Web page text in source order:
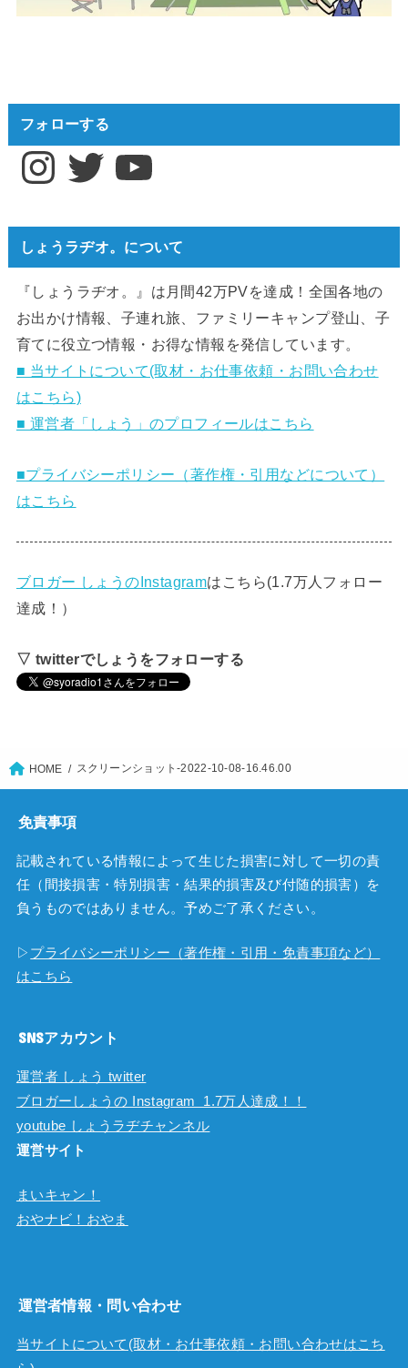
フォローする
InstagramTwitter YouTube
しょうラヂオ。について
『しょうラヂオ。』は月間42万PVを達成！全国各地の
お出かけ情報、子連れ旅、ファミリーキャンプ登山、子
育てに役立つ情報・お得な情報を発信しています。
■ 当サイトについて(取材・お仕事依頼・お問い合わせ
はこちら)
■ 運営者「しょう」のプロフィールはこちら
■プライバシーポリシー（著作権・引用などについて）
はこちら
ブロガー しょうのInstagramはこちら(1.7万人フォロー
達成！）
▽ twitterでしょうをフォローする
HOME スクリーンショット-2022-10-08-16.46.00
免責事項
記載されている情報によって生じた損害に対して一切の責
任（間接損害・特別損害・結果的損害及び付随的損害）を
負うものではありません。予めご了承ください。
▷ プライバシーポリシー（著作権・引用・免責事項など）
はこちら
SNSアカウント
運営者 しょう twitter
ブロガーしょうの Instagram 1.7万人達成！！
youtube しょうラヂチャンネル
運営サイト
まいキャン！
おやナビ！おやま
運営者情報・問い合わせ
当サイトについて(取材・お仕事依頼・お問い合わせはこち